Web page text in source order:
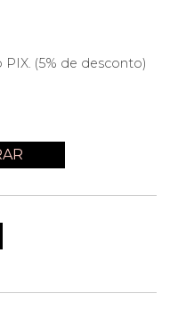
PIX. (5% de desconto)